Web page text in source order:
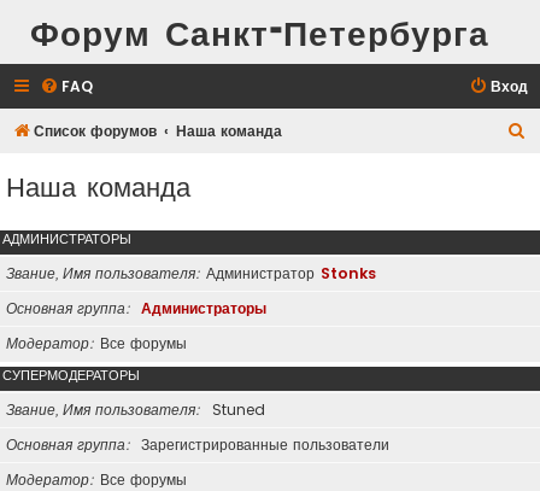
Форум Санкт-Петербурга
FAQ Вход
Список форумов Наша команда
к
Наша команда
АДМИНИСТРАТОРЫ
Звание, Имя пользователя Администратор Stonks
Основная группа
Администраторы
Модератор Все форумы
СУПЕРМОДЕРАТОРЫ
Звание, Имя пользователя
Stuned
Основная группа
Зарегистрированные пользователи
Модератор Все форумы